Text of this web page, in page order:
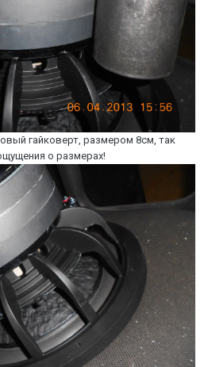
гайковерт, размером 8см, так
о размерах!